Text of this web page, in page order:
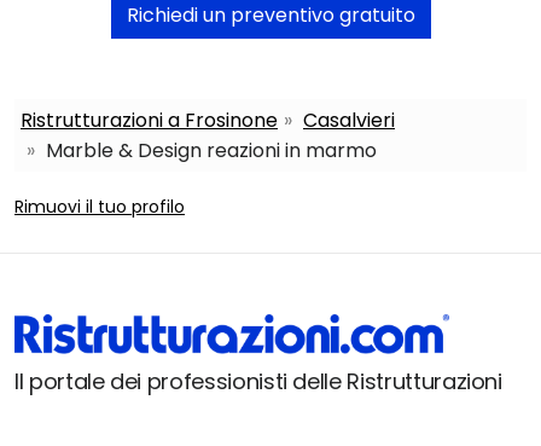
Richiedi un preventivo gratuito
Ristrutturazioni a Frosinone
Casalvieri
Marble & Design reazioni in marmo
Rimuovi il tuo profilo
Il portale dei professionisti delle Ristrutturazioni